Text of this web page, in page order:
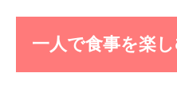
一人で食事を楽